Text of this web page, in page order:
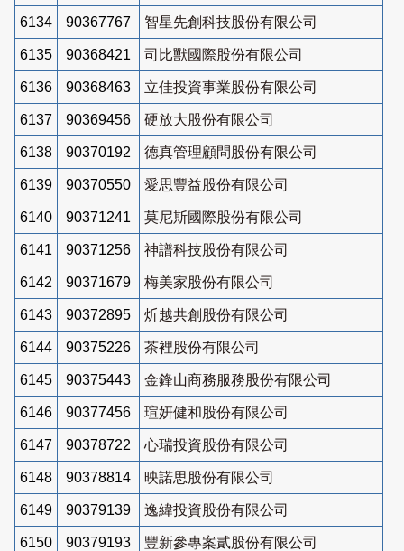
6134 90367767 智星先創科技股份有限公司
6135 90368421 司比獸國際股份有限公司
6136 90368463 立佳投資事業股份有限公司
6137 90369456 硬放大股份有限公司
6138 90370192 德真管理顧問股份有限公司
6139 90370550 愛思豐益股份有限公司
6140 90371241 莫尼斯國際股份有限公司
6141 90371256 神譜科技股份有限公司
6142 90371679 梅美家股份有限公司
6143 90372895 炘越共創股份有限公司
6144 90375226 茶裡股份有限公司
6145 90375443 金鋒山商務服務股份有限公司
6146 90377456 瑄妍健和股份有限公司
6147 90378722 心瑞投資股份有限公司
6148 90378814 映諾思股份有限公司
6149 90379139 逸緯投資股份有限公司
6150 90379193
豐新參專案貳股份有限公司